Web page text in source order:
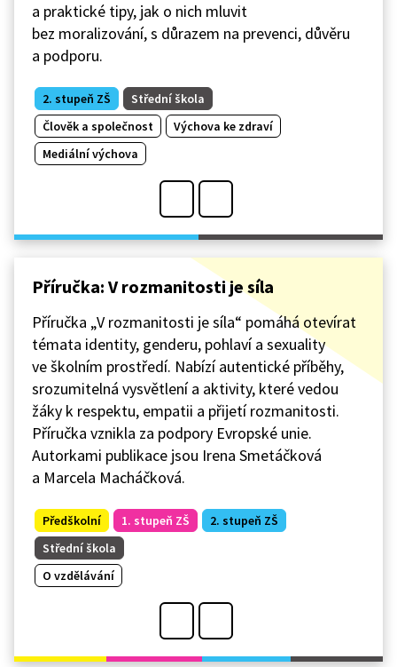
a praktické tipy, jak o nich mluvit
bez moralizování, s důrazem na prevenci, důvěru
a podporu.
2. stupeň ZŠ
Střední škola
Člověk a společnost
Výchova ke zdraví
Mediální výchova
Příručka: V rozmanitosti je síla
Příručka „V rozmanitosti je síla“ pomáhá otevírat
témata identity, genderu, pohlaví a sexuality
ve školním prostředí. Nabízí autentické příběhy,
srozumitelná vysvětlení a aktivity, které vedou
žáky k respektu, empatii a přijetí rozmanitosti.
Příručka vznikla za podpory Evropské unie.
Autorkami publikace jsou Irena Smetáčková
a Marcela Macháčková.
Předškolní 1. stupeň ZŠ
2. stupeň ZŠ
Střední škola
O vzdělávání